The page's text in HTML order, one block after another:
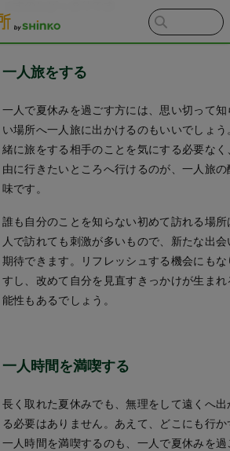
一人旅をする
一人で夏休みを過ごす方には、思い切って知
い場所へ一人旅に出かけるのもいいでしょう
緒に旅をする相手のことを気にする必要なく
由に行きたいところへ行けるのが、一人旅の
味です。
誰も自分のことを知らない初めて訪れる場所
人で訪れても刺激が多いもので、新たな出会
期待できます。リフレッシュする機会にもな
すし、改めて自分を見直すきっかけが生まれ
能性もあるでしょう。
一人時間を満喫する
長く取れた夏休みでも、無理をして遠くへ出
る必要はありません。あえて、どこにも行か
一人時間を満喫するのも、一人で夏休みを過